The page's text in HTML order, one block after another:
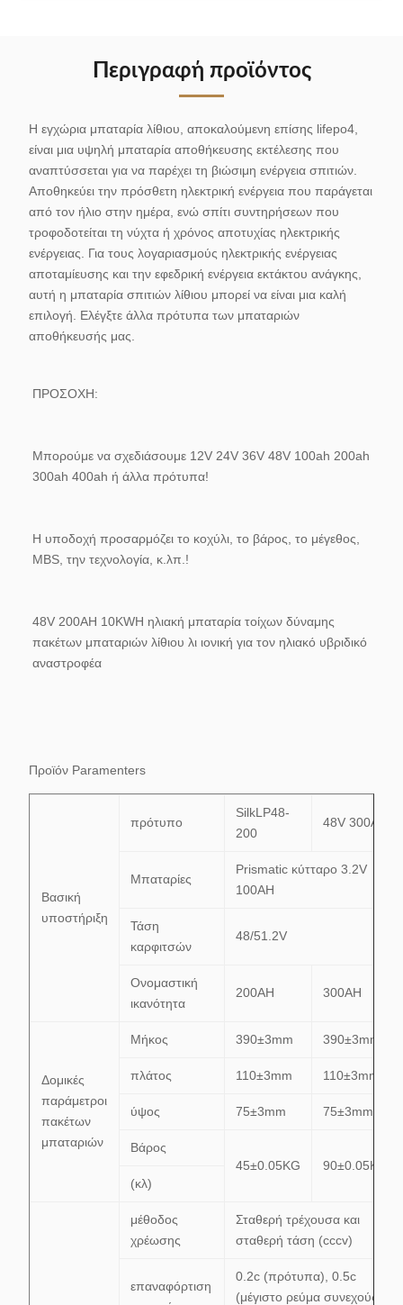
Περιγραφή προϊόντος
Η εγχώρια μπαταρία λίθιου, αποκαλούμενη επίσης lifepo4,
είναι μια υψηλή μπαταρία αποθήκευσης εκτέλεσης που
αναπτύσσεται για να παρέχει τη βιώσιμη ενέργεια σπιτιών.
Αποθηκεύει την πρόσθετη ηλεκτρική ενέργεια που παράγεται
από τον ήλιο στην ημέρα, ενώ σπίτι συντηρήσεων που
τροφοδοτείται τη νύχτα ή χρόνος αποτυχίας ηλεκτρικής
ενέργειας. Για τους λογαριασμούς ηλεκτρικής ενέργειας
αποταμίευσης και την εφεδρική ενέργεια εκτάκτου ανάγκης,
αυτή η μπαταρία σπιτιών λίθιου μπορεί να είναι μια καλή
επιλογή. Ελέγξτε άλλα πρότυπα των μπαταριών
αποθήκευσής μας.
ΠΡΟΣΟΧΗ:
Μπορούμε να σχεδιάσουμε 12V 24V 36V 48V 100ah 200ah
300ah 400ah ή άλλα πρότυπα!
Η υποδοχή προσαρμόζει το κοχύλι, το βάρος, το μέγεθος,
MBS, την τεχνολογία, κ.λπ.!
48V 200AH 10KWH ηλιακή μπαταρία τοίχων δύναμης
πακέτων μπαταριών λίθιου λι ιονική για τον ηλιακό υβριδικό
αναστροφέα
Προϊόν Paramenters
Βασική
υποστήριξη
πρότυπο
SilkLP48-
200
48V 300AH
Μπαταρίες
Prismatic κύτταρο 3.2V
100AH
Τάση
καρφιτσών
48/51.2V
Ονομαστική
ικανότητα
200AH 300AH
Δομικές
παράμετροι
πακέτων
μπαταριών
Μήκος 390±3mm 390±3mm
πλάτος 110±3mm 110±3mm
ύψος 75±3mm 75±3mm
Βάρος
45±0.05KG
90±0.05KG
(κλ)
μέθοδος
χρέωσης
Σταθερή τρέχουσα και
σταθερή τάση (cccv)
επαναφόρτιση
0.2c (πρότυπα), 0.5c
(μέγιστο ρεύμα συνεχούς